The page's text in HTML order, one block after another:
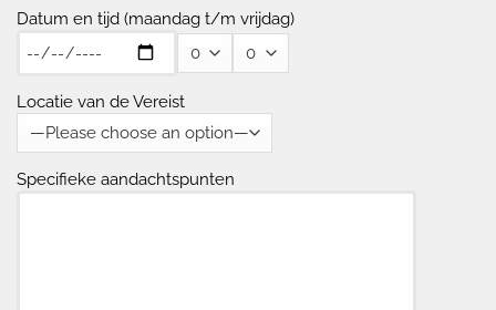
Datum en tijd (maandag t/m vrijdag)
Locatie van de Vereist
Specifieke aandachtspunten